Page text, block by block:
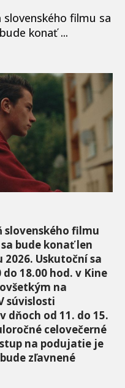
filmu sa
konať ...
slovenského filmu
bude konať len
Uskutoční sa
18.00 hod. v Kine
na
súvislosti
dňoch od 11. do 15.
celovečerné
na podujatie je
zľavnené